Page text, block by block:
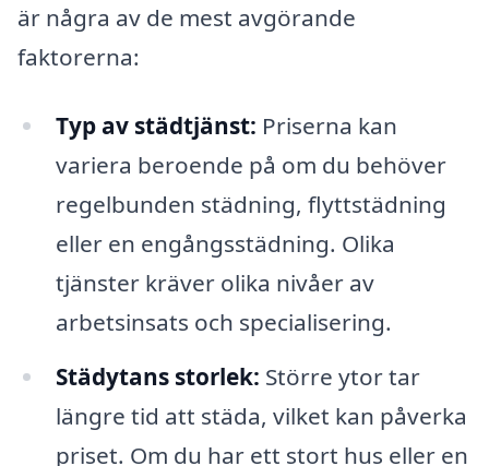
är några av de mest avgörande
faktorerna:
Typ av städtjänst: Priserna kan
variera beroende på om du behöver
regelbunden städning, flyttstädning
eller en engångsstädning. Olika
tjänster kräver olika nivåer av
arbetsinsats och specialisering.
Städytans storlek: Större ytor tar
längre tid att städa, vilket kan påverka
priset. Om du har ett stort hus eller en